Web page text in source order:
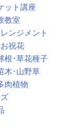
ット講座
教室
ンジメント
祝花
根･草花種子
木･山野草
肉植物